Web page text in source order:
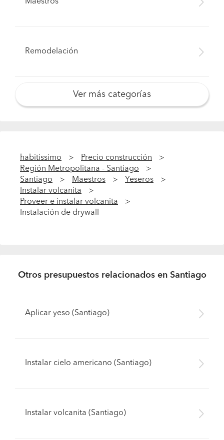
Remodelación
Ver más categorías
habitissimo
Precio construcción
Región Metropolitana - Santiago
Santiago
Maestros
Yeseros
Instalar volcanita
Proveer e instalar volcanita
Instalación de drywall
Otros presupuestos relacionados en Santiago
Aplicar yeso (Santiago)
Instalar cielo americano (Santiago)
Instalar volcanita (Santiago)